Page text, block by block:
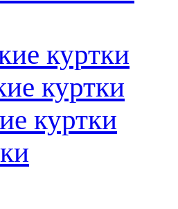
куртки
куртки
куртки